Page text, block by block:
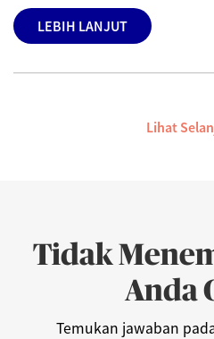
LEBIH LANJUT
Lihat
Tidak
Anda
Temukan jawaban